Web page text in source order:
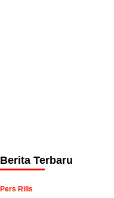
Berita Terbaru
Pers Rilis